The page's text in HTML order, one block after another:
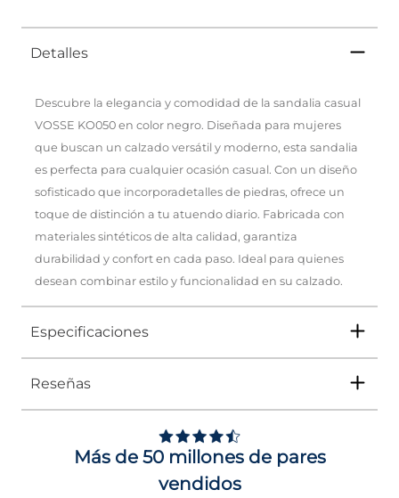
Detalles
Descubre la elegancia y comodidad de la sandalia casual
VOSSE KO050 en color negro. Diseñada para mujeres
que buscan un calzado versátil y moderno, esta sandalia
es perfecta para cualquier ocasión casual. Con un diseño
sofisticado que incorporadetalles de piedras, ofrece un
toque de distinción a tu atuendo diario. Fabricada con
materiales sintéticos de alta calidad, garantiza
durabilidad y confort en cada paso. Ideal para quienes
desean combinar estilo y funcionalidad en su calzado.
Especificaciones
Tipo
Género Mujer
DE 0 A 4 cms
Reseñas
Más de 50 millones de pares
vendidos